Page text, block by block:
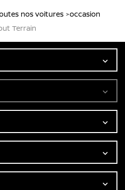
nos voitures
occasion
Terrain